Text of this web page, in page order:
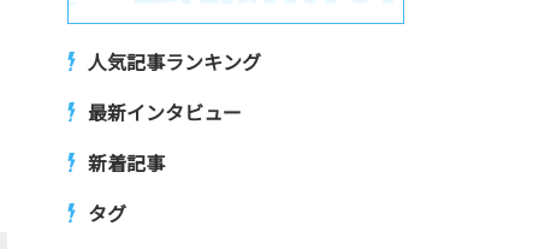
人気記事ランキング
最新インタビュー
新着記事
タグ